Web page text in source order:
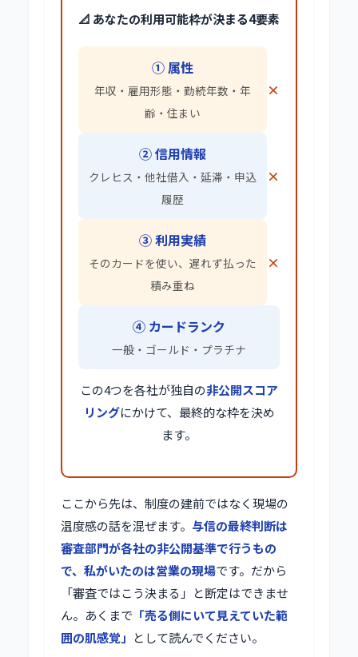
📐 あなたの利用可能枠が決まる4要素
① 属性
年収・雇用形態・勤続年数・年
齢・住まい
×
② 信用情報
クレヒス・他社借入・延滞・申込
履歴
×
③ 利用実績
そのカードを使い、遅れず払った
積み重ね
×
④ カードランク
一般・ゴールド・プラチナ
この4つを各社が独自の非公開スコア
リングにかけて、最終的な枠を決め
ます。
ここから先は、制度の建前ではなく現場の
温度感の話を混ぜます。 与信の最終判断は
審査部門が各社の非公開基準で行うもの
で、私がいたのは営業の現場です。だから
「審査ではこう決まる」と断定はできませ
ん。あくまで 「売る側にいて見えていた範
囲の肌感覚」 として読んでください。